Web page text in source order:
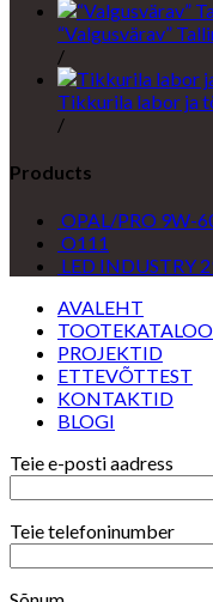
“Valgusvärav”
/
Tikkurila labor ja
/
Products
OPAL/PRO 9W-
O111
LED INDUSTRY
AVALEHT
PROJEKTID
ETTEVÕTTEST
KONTAKTID
BLOGI
Teie e-posti aadress
Teie telefoninumber